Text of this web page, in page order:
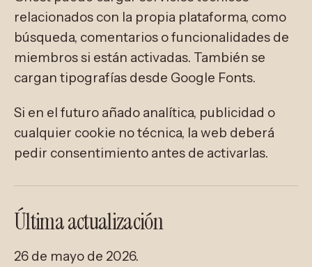
relacionados con la propia plataforma, como
búsqueda, comentarios o funcionalidades de
miembros si están activadas. También se
cargan tipografías desde Google Fonts.
Si en el futuro añado analítica, publicidad o
cualquier cookie no técnica, la web deberá
pedir consentimiento antes de activarlas.
Última actualización
26 de mayo de 2026.